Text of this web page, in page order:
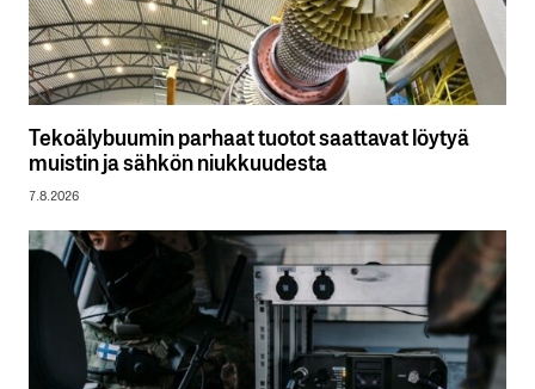
Tekoälybuumin parhaat tuotot saattavat löytyä
muistin ja sähkön niukkuudesta
7.8.2026